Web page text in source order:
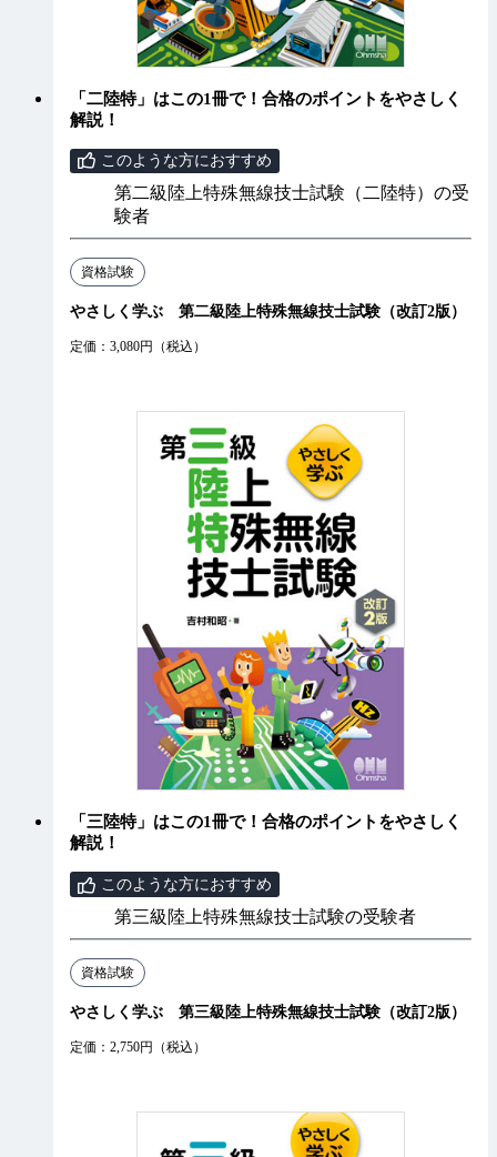
「二陸特」はこの1冊で！合格のポイントをやさしく
解説！
このような方におすすめ
第二級陸上特殊無線技士試験（二陸特）の受
験者
資格試験
やさしく学ぶ 第二級陸上特殊無線技士試験（改訂2版）
定価：3,080円（税込）
「三陸特」はこの1冊で！合格のポイントをやさしく
解説！
このような方におすすめ
第三級陸上特殊無線技士試験の受験者
資格試験
やさしく学ぶ 第三級陸上特殊無線技士試験（改訂2版）
定価：2,750円（税込）